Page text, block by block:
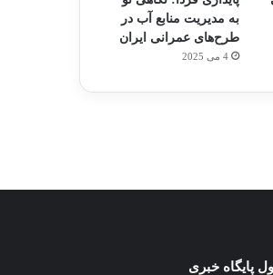
به مدیریت منابع آب در
طرح‌های عمرانی ایران
4 می 2025
هدفون های 2023
پایگاه خبری